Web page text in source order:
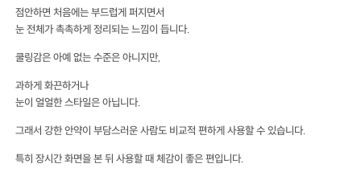
점안하면 처음에는 부드럽게 퍼지면서
눈 전체가 촉촉하게 정리되는 느낌이 듭니다.
쿨링감은 아예 없는 수준은 아니지만,
과하게 화끈하거나
눈이 얼얼한 스타일은 아닙니다.
그래서 강한 안약이 부담스러운 사람도 비교적 편하게 사용할 수 있습니다.
특히 장시간 화면을 본 뒤 사용할 때 체감이 좋은 편입니다.